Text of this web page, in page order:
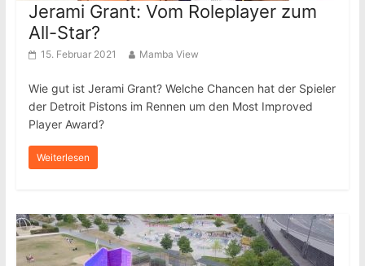
Jerami Grant: Vom Roleplayer zum
All-Star?
15. Februar 2021 Mamba View
Wie gut ist Jerami Grant? Welche Chancen hat der Spieler
der Detroit Pistons im Rennen um den Most Improved
Player Award?
Weiterlesen